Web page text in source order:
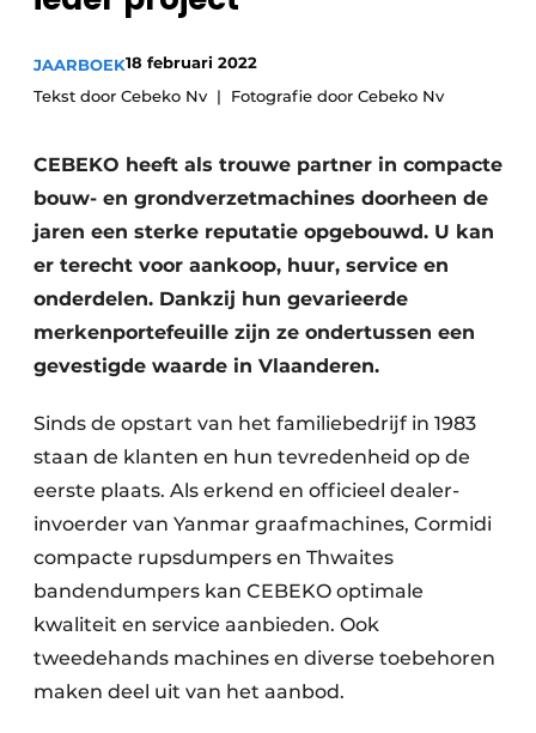
Video’s
JAARBOEK18 februari 2022
Tekst door Cebeko Nv
Fotografie door Cebeko Nv
CEBEKO heeft als trouwe partner in compacte
bouw- en grondverzetmachines doorheen de
jaren een sterke reputatie opgebouwd. U kan
er terecht voor aankoop, huur, service en
onderdelen. Dankzij hun gevarieerde
merkenportefeuille zijn ze ondertussen een
gevestigde waarde in Vlaanderen.
Sinds de opstart van het familiebedrijf in 1983
staan de klanten en hun tevredenheid op de
eerste plaats. Als erkend en officieel dealer-
invoerder van Yanmar graafmachines, Cormidi
compacte rupsdumpers en Thwaites
bandendumpers kan CEBEKO optimale
kwaliteit en service aanbieden. Ook
tweedehands machines en diverse toebehoren
maken deel uit van het aanbod.